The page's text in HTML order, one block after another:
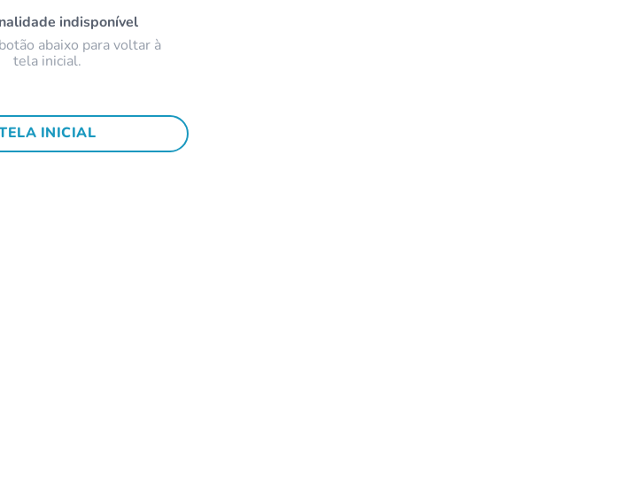
indisponível
abaixo para voltar à
tela inicial.
INICIAL